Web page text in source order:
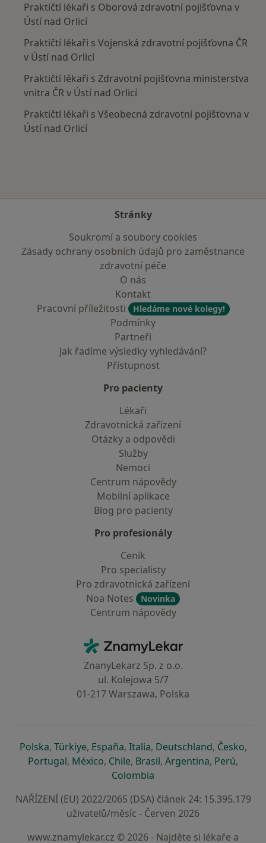
Praktičtí lékaři s Oborová zdravotní pojišťovna v
Ústí nad Orlicí
Praktičtí lékaři s Vojenská zdravotní pojišťovna ČR
v Ústí nad Orlicí
Praktičtí lékaři s Zdravotní pojišťovna ministerstva
vnitra ČR v Ústí nad Orlicí
Praktičtí lékaři s Všeobecná zdravotní pojišťovna v
Ústí nad Orlicí
Stránky
Soukromí a soubory cookies
Zásady ochrany osobních údajů pro zaměstnance
zdravotní péče
O nás
Kontakt
Pracovní příležitosti
Hledáme nové kolegy!
Podmínky
Partneři
Jak řadíme výsledky vyhledávání?
Přístupnost
Pro pacienty
Lékaři
Zdravotnická zařízení
Otázky a odpovědi
Služby
Nemoci
Centrum nápovědy
Mobilní aplikace
Blog pro pacienty
Pro profesionály
Ceník
Pro specialisty
Pro zdravotnická zařízení
Noa Notes
Novinka
Centrum nápovědy
ZnamyLekar - Hlavní stránka
ZnanyLekarz Sp. z o.o.
ul. Kolejowa 5/7
01-217 Warszawa, Polska
Polskase otevře v nové záložce
, Türkiyese otevře v nové záložce
, Españase otevře v nové záložce
, Italiase otevře v nové záložce
, Deutschlandse otevře v
, Českose
,
Portugalse otevře v nové záložce
, Méxicose otevře v nové záložce
, Chilese otevře v nové záložce
, Brasilse otevře v nové
, Argentinase otevře v
, Perúse
,
Colombia
NAŘÍZENÍ (EU) 2022/2065 (DSA) článek 24: 15.395.179
uživatelů/měsíc - Červen 2026
www.znamylekar.cz © 2026 - Najděte si lékaře a